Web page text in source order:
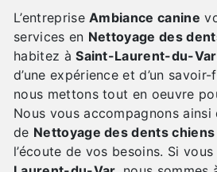
L’entrepriseAmbiance canine
services en Nettoyage des
habitez àSaint-Laurent-du-Var
d’une expérience et d’un
nous mettons tout en oeuvre
Nous vous accompagnons
de Nettoyage des dents chiens
l’écoute de vos besoins. Si